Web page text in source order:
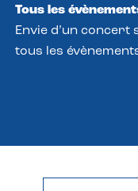
Tous les
Envie d’un
tous les